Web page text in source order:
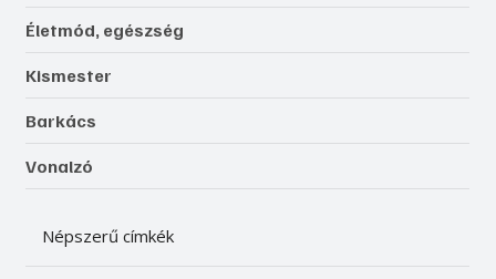
Életmód, egészség
Kismester
Barkács
Vonalzó
Népszerű címkék